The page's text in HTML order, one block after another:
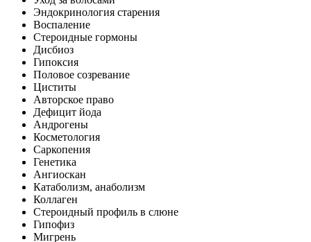
Эндокринология старения
Воспаление
Стероидные гормоны
Дисбиоз
Гипоксия
Половое созревание
Циститы
Авторское право
Дефицит йода
Андрогены
Косметология
Саркопения
Генетика
Ангиоскан
Катаболизм, анаболизм
Коллаген
Стероидный профиль в слюне
Гипофиз
Мигрень